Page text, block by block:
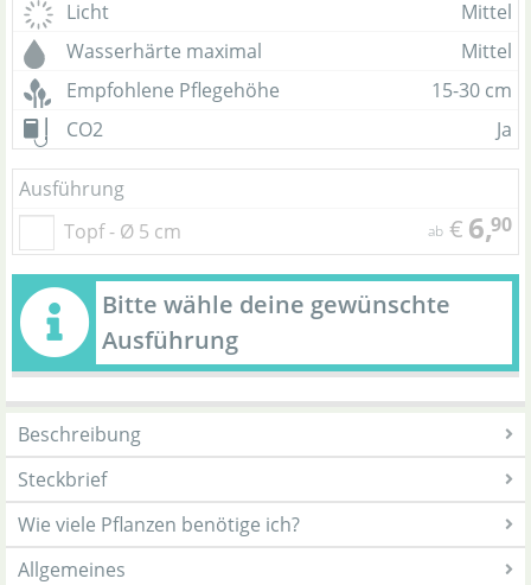
Licht
Mittel
Wasserhärte maximal
Mittel
Empfohlene Pflegehöhe
15-30 cm
CO2
Ja
Ausführung
Topf - Ø 5 cm
ab € 6,90
Bitte wähle deine gewünschte
Ausführung
Beschreibung
Steckbrief
Wie viele Pflanzen benötige ich?
Allgemeines